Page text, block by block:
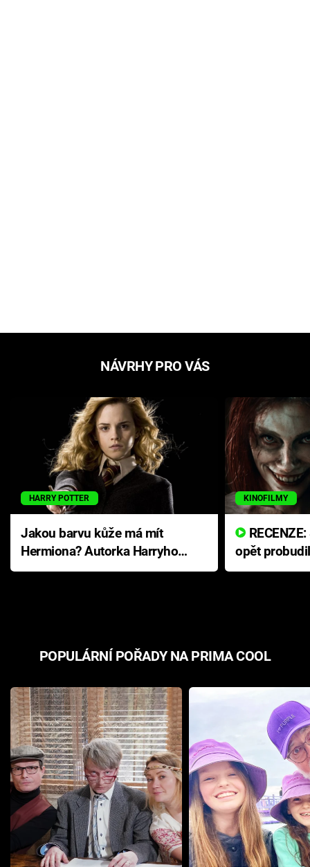
NÁVRHY PRO VÁS
HARRY POTTER
Jakou barvu kůže má mít
Hermiona? Autorka Harryho
Pottera přišla s ráznou
KINOFILMY
opět
přichází s
POPULÁRNÍ POŘADY NA PRIMA COOL